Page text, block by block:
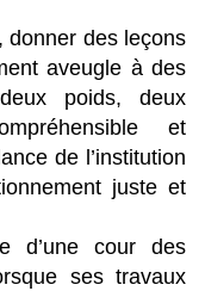
donner des leçons
aveugle à des
poids, deux
et
de l’institution
juste et
d’une cour des
ses travaux